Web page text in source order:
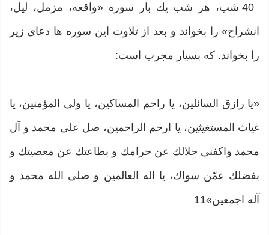
40 شب، هر شب یك بار سوره «واقعه، مزمل، لیل،
انشراح» را بخواند و بعد از تلاوت این سوره ها دعای زیر
را بخواند. كه بسیار مجرب است:
«یا رازق السائلین، یا راحم المساكین، یا ولی المؤمنین، یا
غیاث المستغیثین، یا ارحم الراحمین، صل علی محمد و آل
محمد واكفنی حلالك عن حرامك و بطاعتك عن معصیتك و
بفضلك عمّن سواك، یا اله العالمین و صلی الله محمد و
آله اجمعین»11